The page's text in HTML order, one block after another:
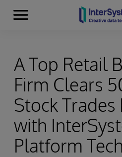
Skip to content
Menu
A Top Retail
Firm Clears
Stock Trades
with
Platform